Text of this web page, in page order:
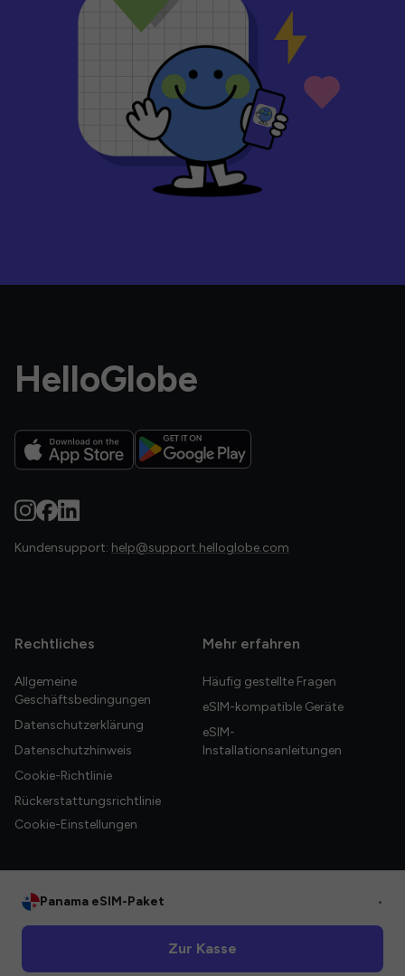
HelloGlobe
Kundensupport: help@support.helloglobe.com
Rechtliches
Allgemeine
Geschäftsbedingungen
Datenschutzerklärung
Datenschutzhinweis
Cookie-Richtlinie
Rückerstattungsrichtlinie
Cookie-Einstellungen
Mehr erfahren
Häufig gestellte Fragen
eSIM-kompatible Geräte
eSIM-
Installationsanleitungen
Panama eSIM-Paket •
Zur Kasse